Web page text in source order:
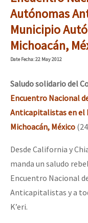
Mundo
EZLN
La Sexta
Megaproyectos
Presos
Niñxs
ETIQUETAS
MULTIMEDIA
Dia 1: Encontro “Guerra
[CDMX – 20 julio]
“Sonhando a Terra do
Se o México sabe, que
Autónomas
Municipio
Michoacán,
DateFecha: 22 May 2012
Saludo solidario del
Encuentro Nacional
Anticapitalistas en el
Michoacán, México
Desde California y
manda un saludo
Encuentro Nacional
Anticapitalistas y a
K’eri.